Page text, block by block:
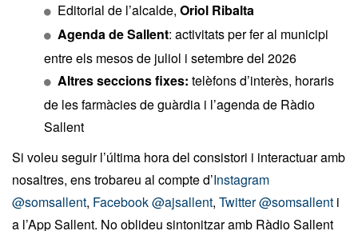
Editorial de l’alcalde, Oriol Ribalta
Agenda de Sallent: activitats per fer al municipi
entre els mesos de juliol i setembre del 2026
Altres seccions fixes: telèfons d’interès, horaris
de les farmàcies de guàrdia i l’agenda de Ràdio
Sallent
Si voleu seguir l’última hora del consistori i interactuar amb
nosaltres, ens trobareu al compte d’Instagram
@somsallent, Facebook @ajsallent, Twitter @somsallent i
a l’App Sallent. No oblideu sintonitzar amb Ràdio Sallent